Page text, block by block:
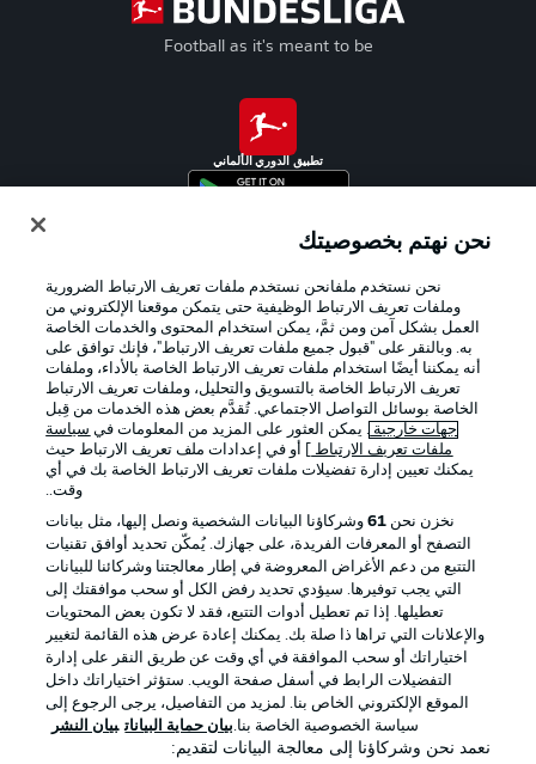
Football as it's meant to be
تطبيق الدوري الألماني
Official Partners
الإعلانات الإخطارات القانونية
إدارة التفضيلات بيان الخصوصية
شروط الاستخدام الوظائف
جهة النشر تواصل معنا
اللاعبون
نحن نهتم بخصوصيتك
نحن نستخدم ملفانحن نستخدم ملفات تعريف الارتباط الضرورية
وملفات تعريف الارتباط الوظيفية حتى يتمكن موقعنا الإلكتروني من
العمل بشكل آمن ومن ثمَّ، يمكن استخدام المحتوى والخدمات الخاصة
به. وبالنقر على "قبول جميع ملفات تعريف الارتباط"، فإنك توافق على
أنه يمكننا أيضًا استخدام ملفات تعريف الارتباط الخاصة بالأداء، وملفات
تعريف الارتباط الخاصة بالتسويق والتحليل، وملفات تعريف الارتباط
الخاصة بوسائل التواصل الاجتماعي. تُقدَّم بعض هذه الخدمات من قِبل
جهات خارجية . يمكن العثور على المزيد من المعلومات في سياسة
ملفات تعريف الارتباط
] أو في إعدادات ملف تعريف الارتباط حيث
يمكنك تعيين إدارة تفضيلات ملفات تعريف الارتباط الخاصة بك في أي
وقت..
نخزن نحن 61وشركاؤنا البيانات الشخصية ونصل إليها، مثل بيانات
التصفح أو المعرفات الفريدة، على جهازك. يُمكّن تحديد أوافق تقنيات
التتبع من دعم الأغراض المعروضة في إطار معالجتنا وشركائنا للبيانات
التي يجب توفيرها. سيؤدي تحديد رفض الكل أو سحب موافقتك إلى
تعطيلها. إذا تم تعطيل أدوات التتبع، فقد لا تكون بعض المحتويات
والإعلانات التي تراها ذا صلة بك. يمكنك إعادة عرض هذه القائمة لتغيير
اختياراتك أو سحب الموافقة في أي وقت عن طريق النقر على إدارة
التفضيلات الرابط في أسفل صفحة الويب. ستؤثر اختياراتك داخل
الموقع الإلكتروني الخاص بنا. لمزيد من التفاصيل، يرجى الرجوع إلى
سياسة الخصوصية الخاصة بنا.بيان حماية البيانات بيان النشر
نعمد نحن وشركاؤنا إلى معالجة البيانات لتقديم: